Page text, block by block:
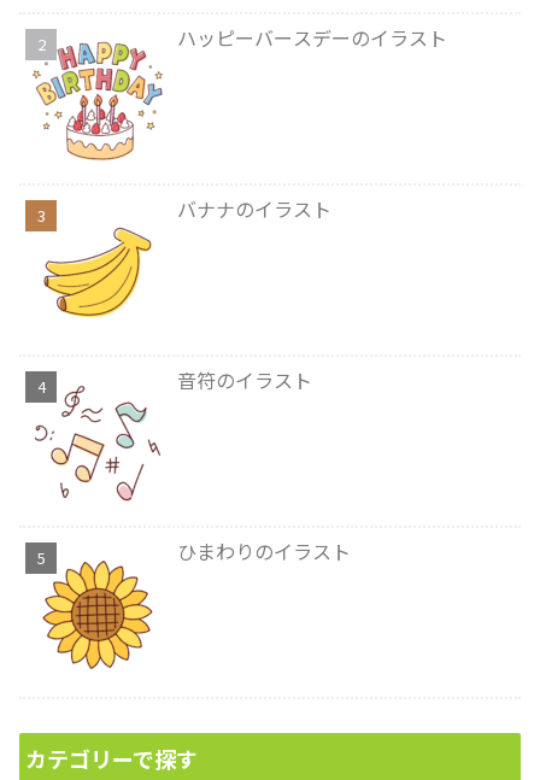
ハッピーバースデーのイラスト
バナナのイラスト
音符のイラスト
ひまわりのイラスト
カテゴリーで探す